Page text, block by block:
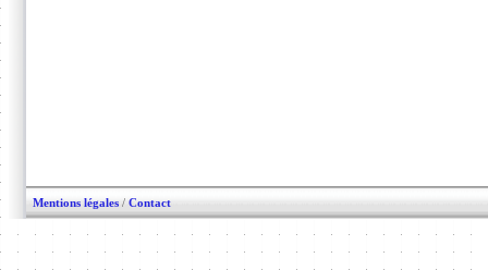
Mentions légales / Contact